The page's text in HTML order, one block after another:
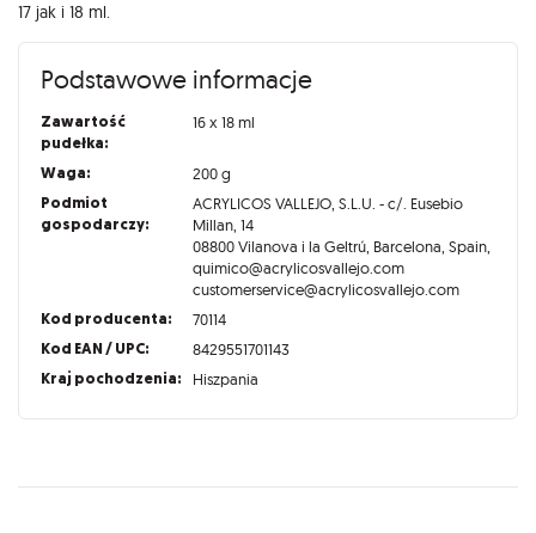
17 jak i 18 ml.
Podstawowe informacje
Zawartość
pudełka:
16 x 18 ml
Waga: 200 g
Podmiot
gospodarczy:
ACRYLICOS VALLEJO, S.L.U. - c/. Eusebio
Millan, 14
08800 Vilanova i la Geltrú, Barcelona, Spain,
quimico@acrylicosvallejo.com
customerservice@acrylicosvallejo.com
Kod producenta: 70114
Kod EAN / UPC: 8429551701143
Kraj pochodzenia: Hiszpania